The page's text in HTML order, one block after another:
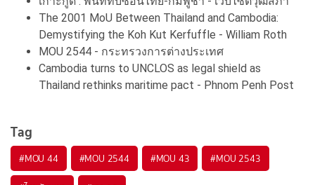
The 2001 MoU Between Thailand and Cambodia:
Demystifying the Koh Kut Kerfuffle - William Roth
MOU 2544 - กระทรวงการต่างประเทศ
Cambodia turns to UNCLOS as legal shield as
Thailand rethinks maritime pact - Phnom Penh Post
Tag
#MOU 44 #MOU 2544 #MOU 43 #MOU 2543